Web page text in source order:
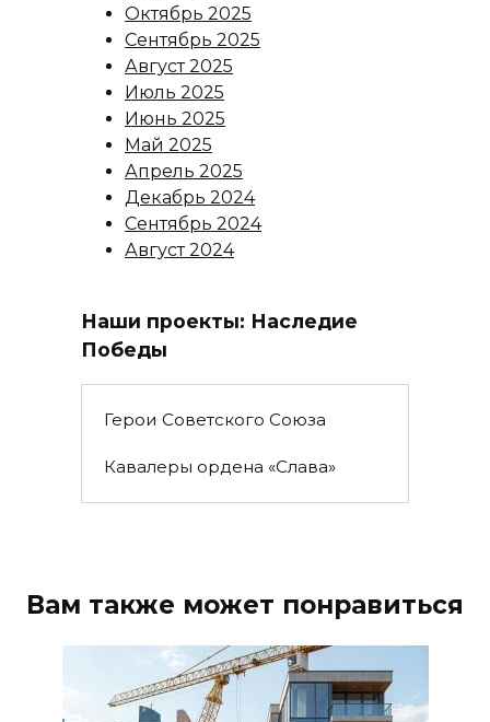
Октябрь 2025
Сентябрь 2025
Август 2025
Июль 2025
Июнь 2025
Май 2025
Апрель 2025
Декабрь 2024
Сентябрь 2024
Август 2024
Наши проекты: Наследие
Победы
Герои Советского Союза
Кавалеры ордена «Слава»
Вам также может понравиться